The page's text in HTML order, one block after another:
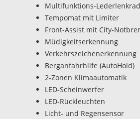
Multifunktions-Lederlenkrad
Tempomat mit Limiter
Front-Assist mit City-
Müdigkeitserkennung
Verkehrszeichenerkennung
Berganfahrhilfe (AutoHold)
2-Zonen Klimaautomatik
LED-Scheinwerfer
LED-Rückleuchten
Licht- und Regensensor